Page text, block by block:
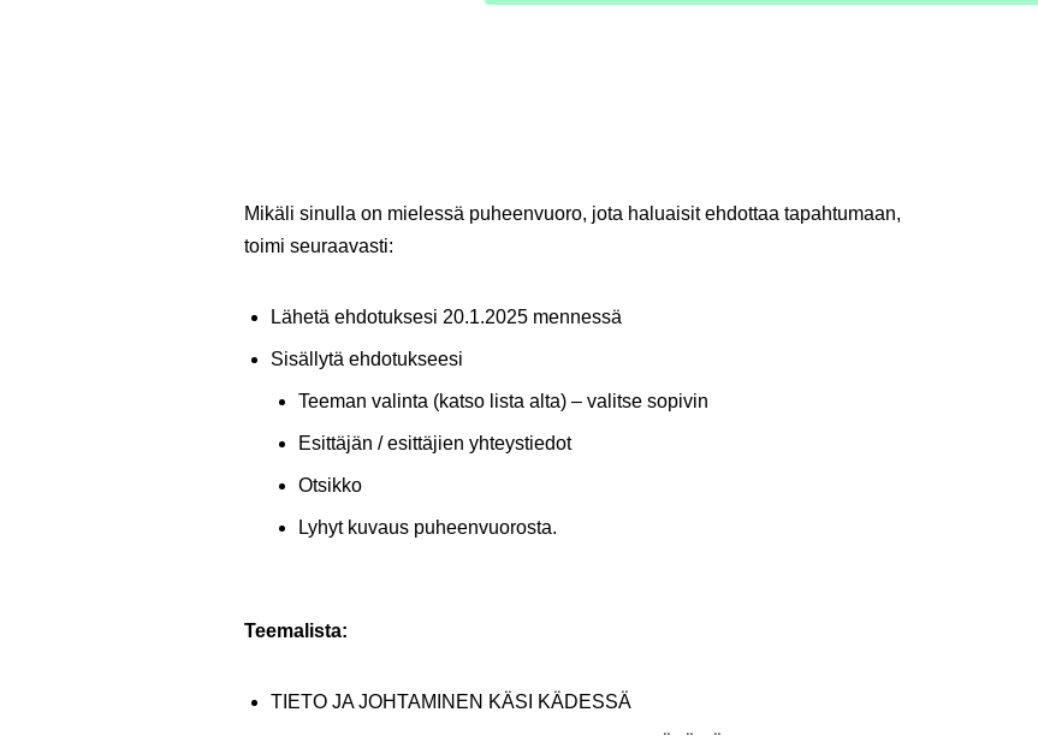
Mikäli sinulla on mielessä puheenvuoro, jota haluaisit ehdottaa tapahtumaan,
toimi seuraavasti:
Lähetä ehdotuksesi 20.1.2025 mennessä
Sisällytä ehdotukseesi
Teeman valinta (katso lista alta) – valitse sopivin
Esittäjän / esittäjien yhteystiedot
Otsikko
Lyhyt kuvaus puheenvuorosta.
Teemalista:
TIETO JA JOHTAMINEN KÄSI KÄDESSÄ